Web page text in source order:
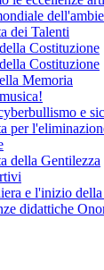
dei Talenti
Costituzione
Costituzione
Memoria
e
per
della Gentilezza
e l'inizio della
didattiche